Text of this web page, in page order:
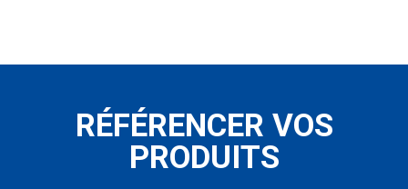
RÉFÉRENCER VOS
PRODUITS